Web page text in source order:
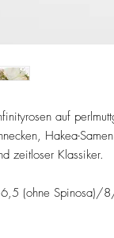
auf
Hakea-
zeitloser Klassiker.
(ohne Spinosa)/